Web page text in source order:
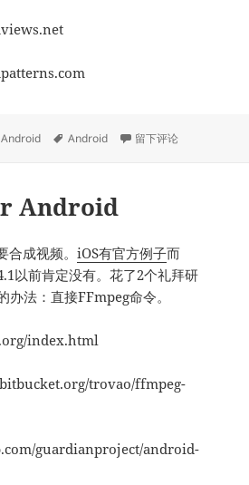
分
Android
标
Android 于Android UI资源网站
留下评论
Android
合成视频。iOS有官方例子而
以前肯定没有。花了2个礼拜研
办法：直接FFmpeg命令。
index.html
trovao/ffmpeg-
guardianproject/android-